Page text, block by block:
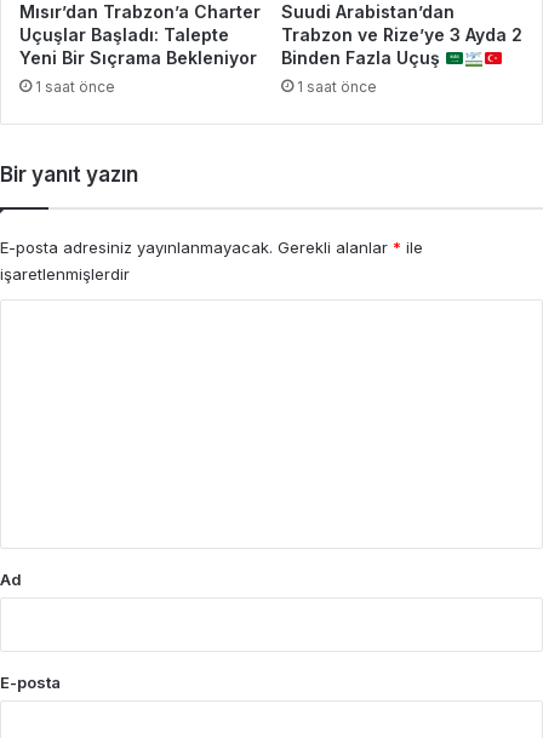
Mısır’dan Trabzon’a Charter
Uçuşlar Başladı: Talepte
Yeni Bir Sıçrama Bekleniyor
1 saat önce
Suudi Arabistan’dan
Trabzon ve Rize’ye 3 Ayda 2
Binden Fazla Uçuş
1 saat önce
Bir yanıt yazın
E-posta adresiniz yayınlanmayacak. Gerekli alanlar * ile
işaretlenmişlerdir
Ad
E-posta